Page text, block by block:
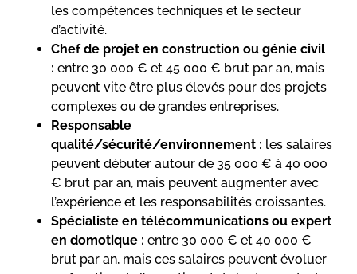
les compétences techniques et le secteur
d’activité.
Chef de projet en construction ou génie civil
: entre 30 000 € et 45 000 € brut par an, mais
peuvent vite être plus élevés pour des projets
complexes ou de grandes entreprises.
Responsable
qualité/sécurité/environnement : les salaires
peuvent débuter autour de 35 000 € à 40 000
€ brut par an, mais peuvent augmenter avec
l’expérience et les responsabilités croissantes.
Spécialiste en télécommunications ou expert
en domotique : entre 30 000 € et 40 000 €
brut par an, mais ces salaires peuvent évoluer